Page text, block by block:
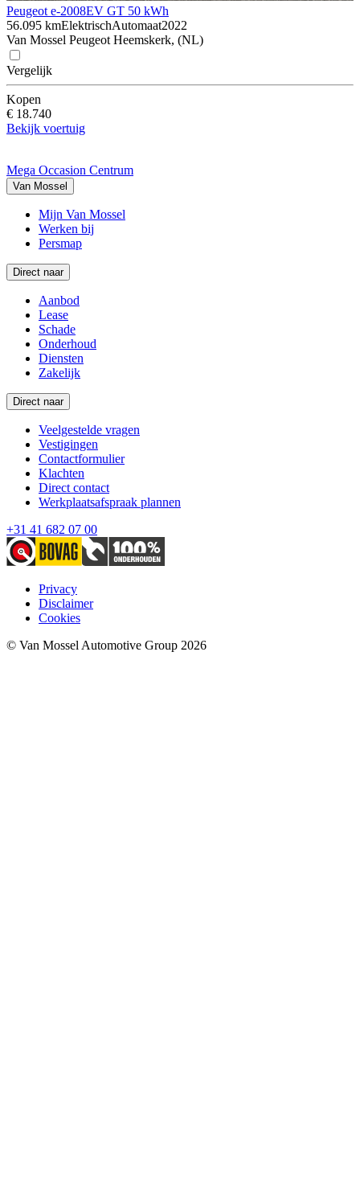
Peugeot e-2008EV GT 50 kWh
56.095 kmElektrischAutomaat2022
Van Mossel Peugeot Heemskerk, (NL)
Vergelijk
Kopen
€ 18.740
Bekijk voertuig
Mega Occasion Centrum
Van Mossel
Mijn Van Mossel
Werken bij
Persmap
Direct naar
Aanbod
Lease
Schade
Onderhoud
Diensten
Zakelijk
Direct naar
Veelgestelde vragen
Vestigingen
Contactformulier
Klachten
Direct contact
Werkplaatsafspraak plannen
+31 41 682 07 00
Privacy
Disclaimer
Cookies
© Van Mossel Automotive Group 2026